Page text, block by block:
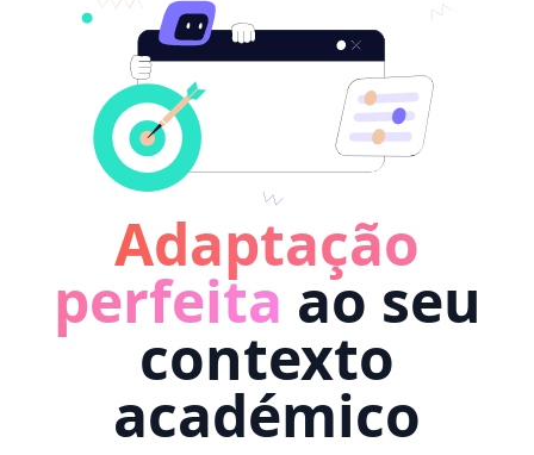
Adaptação
perfeita ao seu
contexto
académico